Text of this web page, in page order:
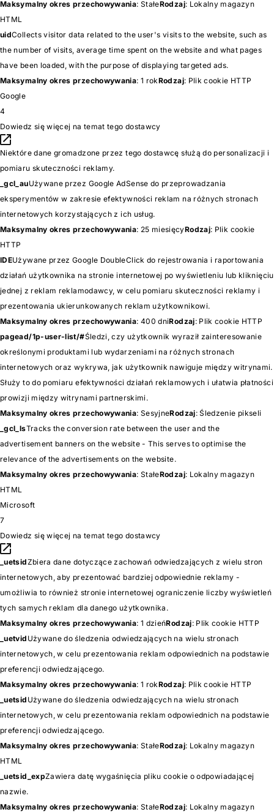
Maksymalny okres przechowywania: StałeRodzaj: Lokalny magazyn
HTML
uidCollects visitor data related to the user's visits to the website, such as
the number of visits, average time spent on the website and what pages
have been loaded, with the purpose of displaying targeted ads.
Maksymalny okres przechowywania: 1 rokRodzaj: Plik cookie HTTP
Google
4
Dowiedz się więcej na temat tego dostawcy
Niektóre dane gromadzone przez tego dostawcę służą do personalizacji i
pomiaru skuteczności reklamy.
_gcl_auUżywane przez Google AdSense do przeprowadzania
eksperymentów w zakresie efektywności reklam na różnych stronach
internetowych korzystających z ich usług.
Maksymalny okres przechowywania: 25 miesięcyRodzaj: Plik cookie
HTTP
IDEUżywane przez Google DoubleClick do rejestrowania i raportowania
działań użytkownika na stronie internetowej po wyświetleniu lub kliknięciu
jednej z reklam reklamodawcy, w celu pomiaru skuteczności reklamy i
prezentowania ukierunkowanych reklam użytkownikowi.
Maksymalny okres przechowywania: 400 dniRodzaj: Plik cookie HTTP
pagead/1p-user-list/#Śledzi, czy użytkownik wyraził zainteresowanie
określonymi produktami lub wydarzeniami na różnych stronach
internetowych oraz wykrywa, jak użytkownik nawiguje między witrynami.
Służy to do pomiaru efektywności działań reklamowych i ułatwia płatności
prowizji między witrynami partnerskimi.
Maksymalny okres przechowywania: SesyjneRodzaj: Śledzenie pikseli
_gcl_lsTracks the conversion rate between the user and the
advertisement banners on the website - This serves to optimise the
relevance of the advertisements on the website.
Maksymalny okres przechowywania: StałeRodzaj: Lokalny magazyn
HTML
Microsoft
7
Dowiedz się więcej na temat tego dostawcy
_uetsidZbiera dane dotyczące zachowań odwiedzających z wielu stron
internetowych, aby prezentować bardziej odpowiednie reklamy -
umożliwia to również stronie internetowej ograniczenie liczby wyświetleń
tych samych reklam dla danego użytkownika.
Maksymalny okres przechowywania: 1 dzieńRodzaj: Plik cookie HTTP
_uetvid Używane do śledzenia odwiedzających na wielu stronach
internetowych, w celu prezentowania reklam odpowiednich na podstawie
preferencji odwiedzającego.
Maksymalny okres przechowywania: 1 rokRodzaj: Plik cookie HTTP
_uetsid Używane do śledzenia odwiedzających na wielu stronach
internetowych, w celu prezentowania reklam odpowiednich na podstawie
preferencji odwiedzającego.
Maksymalny okres przechowywania: StałeRodzaj: Lokalny magazyn
HTML
_uetsid_expZawiera datę wygaśnięcia pliku cookie o odpowiadającej
nazwie.
Maksymalny okres przechowywania: StałeRodzaj: Lokalny magazyn